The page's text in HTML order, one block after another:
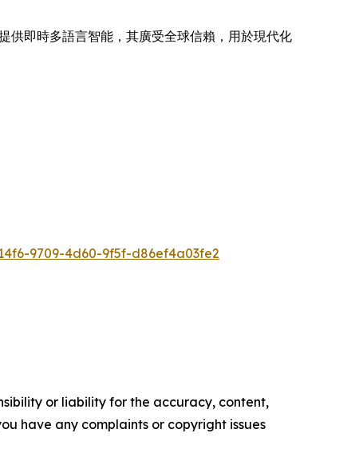
即時多語言智能，其廣受全球信賴，用於現代化
9709-4d60-9f5f-d86ef4a03fe2
or liability for the accuracy, content,
have any complaints or copyright issues